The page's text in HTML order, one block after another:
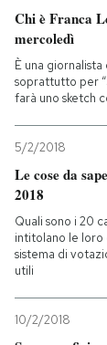
Chi è Franca
mercoledì
È una
soprattutto per
farà uno sketch
5/2/2018
Le cose da
2018
Quali sono i 20
intitolano le loro
sistema di
utili
10/2/2018